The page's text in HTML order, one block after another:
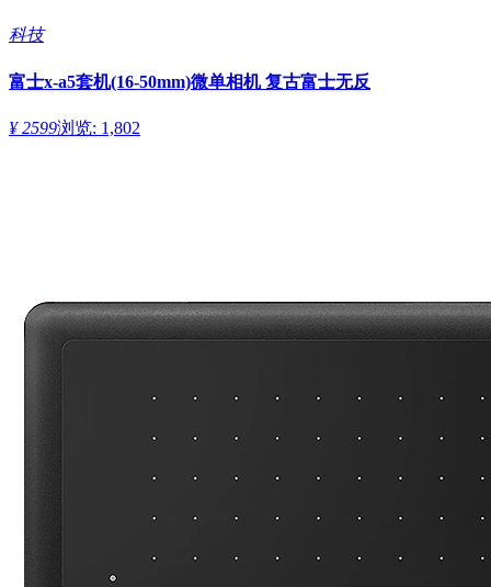
科技
富士x-a5套机(16-50mm)微单相机 复古富士无反
¥ 2599浏览: 1,802